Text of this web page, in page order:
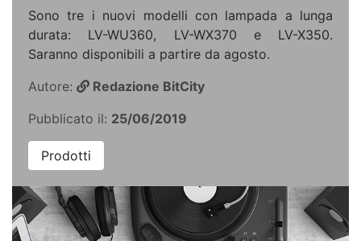
Sono tre i nuovi modelli con lampada a lunga
durata: LV-WU360, LV-WX370 e LV-X350.
Saranno disponibili a partire da agosto.
Autore:
Redazione BitCity
Pubblicato il: 25/06/2019
Prodotti